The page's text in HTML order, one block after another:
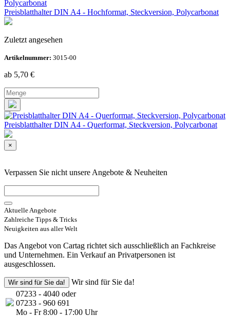
Preisblatthalter DIN A4 - Hochformat, Steckversion, Polycarbonat
Zuletzt angesehen
Artikelnummer: 3015-00
ab 5,70 €
Preisblatthalter DIN A4 - Querformat, Steckversion, Polycarbonat
×
Verpassen Sie nicht unsere Angebote & Neuheiten
Aktuelle Angebote
Zahlreiche Tipps & Tricks
Neuigkeiten aus aller Welt
Das Angebot von Cartag richtet sich ausschließlich an Fachkreise
und Unternehmen. Ein Verkauf an Privatpersonen ist
ausgeschlossen.
Wir sind für Sie da!
Wir sind für Sie da!
07233 - 4040 oder
07233 - 960 691
Mo - Fr 8:00 - 17:00 Uhr